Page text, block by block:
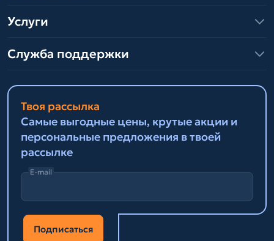
Услуги
Служба поддержки
Твоя рассылка
Самые выгодные цены, крутые акции и
персональные предложения в твоей
рассылке
E-mail
Подписаться